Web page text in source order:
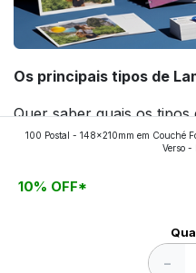
Os principais tipos de
Quer saber quais os tipos
aplicados nos impressos
continue a leitura que
100 Postal - 148x210mm em Couché
Verso -
10% OFF*
−